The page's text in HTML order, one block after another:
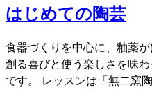
はじめての陶芸
食器づくりを中心に、釉薬
創る喜びと使う楽しさを味
です。 レッスンは「無二窯